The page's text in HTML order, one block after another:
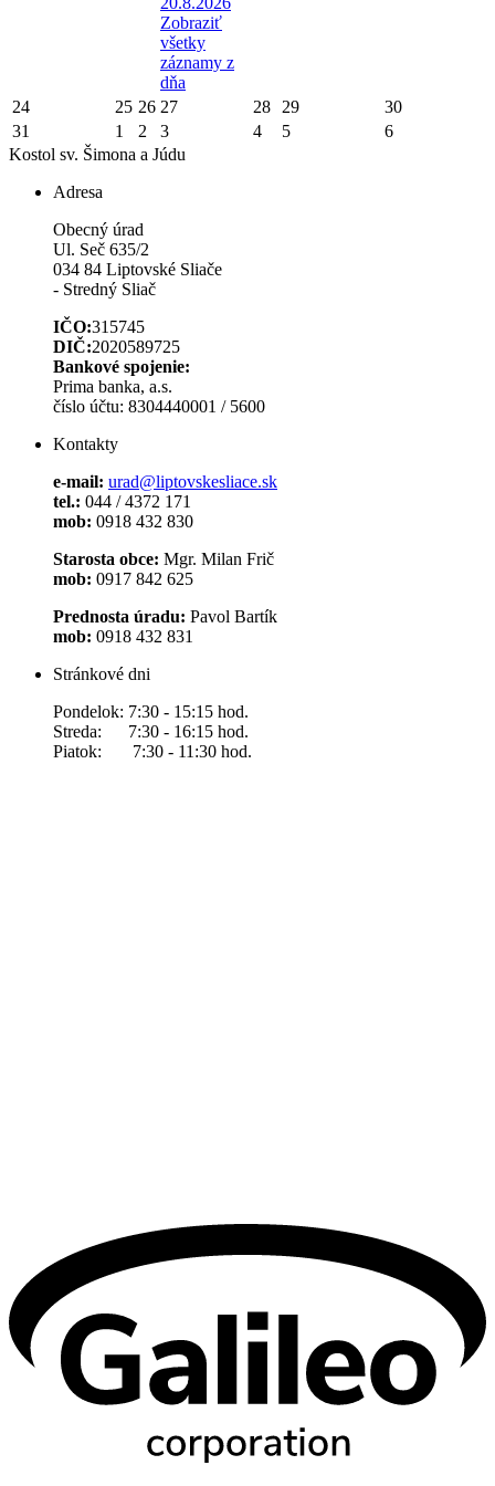
Zobraziť
všetky
záznamy z
dňa
24 25 26 27 28 29
30
31
1 2 3 4 5
6
Kostol sv. Šimona a Júdu
Adresa
Obecný úrad
Ul. Seč 635/2
034 84 Liptovské Sliače
- Stredný Sliač
IČO:315745
DIČ:2020589725
Bankové spojenie:
Prima banka, a.s.
číslo účtu: 8304440001 / 5600
Kontakty
e-mail: urad@liptovskesliace.sk
tel.: 044 / 4372 171
mob: 0918 432 830
Starosta obce: Mgr. Milan Frič
mob: 0917 842 625
Prednosta úradu: Pavol Bartík
mob: 0918 432 831
Stránkové dni
Pondelok: 7:30 - 15:15 hod.
Streda: 7:30 - 16:15 hod.
Piatok: 7:30 - 11:30 hod.